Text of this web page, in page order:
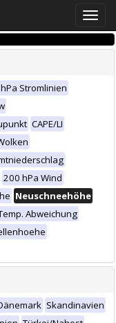
Toggle
Stromlinien
CAPE/LI
200 hPa Wind
Neuschneehöhe
Abweichung
Skandinavien